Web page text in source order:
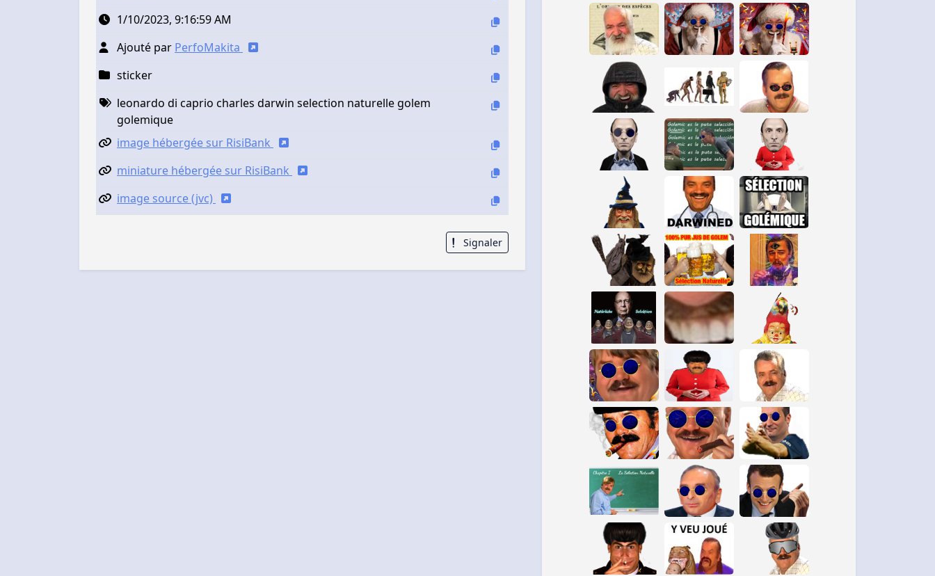
1/10/2023, 9:16:59 AM
Ajouté par PerfoMakita
sticker
leonardo di caprio charles darwin selection naturelle golem
golemique
image hébergée sur RisiBank
miniature hébergée sur RisiBank
image source (jvc)
Signaler